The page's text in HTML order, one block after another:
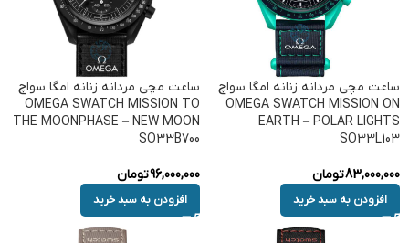
ساعت مچی مردانه زنانه امگا سواچ
OMEGA SWATCH MISSION ON
EARTH – POLAR LIGHTS
SO33L103
83,000,000تومان
افزودن به سبد خرید
ساعت مچی مردانه زنانه امگا سواچ
OMEGA SWATCH MISSION TO
THE MOONPHASE – NEW MOON
SO33B700
96,000,000تومان
افزودن به سبد خرید